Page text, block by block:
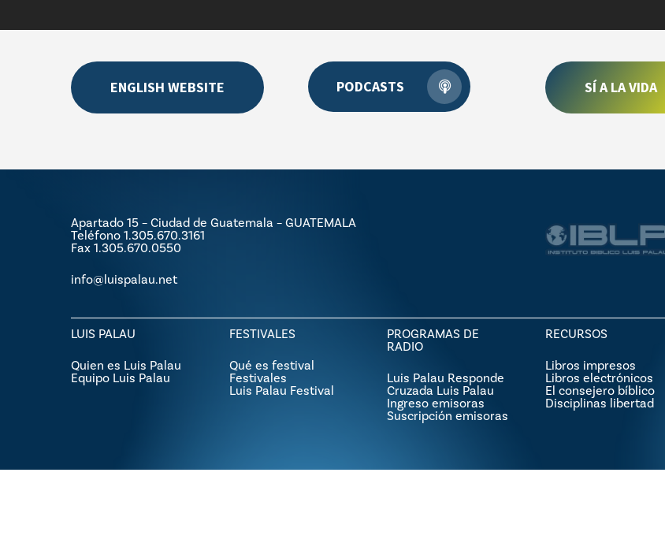
ENGLISH WEBSITE PODCASTS SÍ A LA VIDA
Apartado 15 – Ciudad de Guatemala – GUATEMALA
Teléfono 1.305.670.3161
Fax 1.305.670.0550
info@luispalau.net
LUIS PALAU
Quien es Luis Palau
Equipo Luis Palau
FESTIVALES
Qué es festival
Festivales
Luis Palau Festival
PROGRAMAS DE
RADIO
Luis Palau Responde
Cruzada Luis Palau
Ingreso emisoras
Suscripción emisoras
RECURSOS
Libros impresos
Libros electrónicos
El consejero bíblico
Disciplinas libertad